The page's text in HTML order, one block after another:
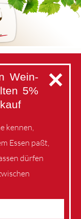
✕
Wein-
5%
kennen,
Essen paßt,
dürfen